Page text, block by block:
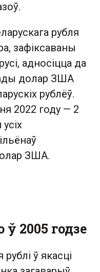
рубля
зафіксаваны
адносіцца да
долар ЗША
рублёў.
2022 году — 2
ЗША.
2005 годзе
ў якасці